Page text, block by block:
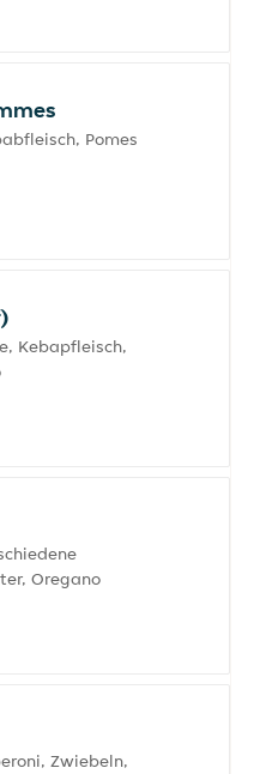
Pomes
Kebapfleisch,
Oregano
Zwiebeln,